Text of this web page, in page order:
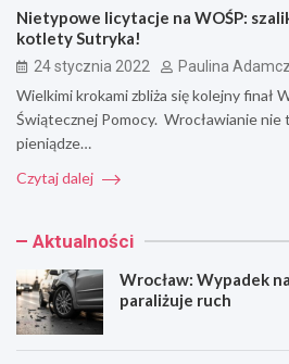
Nietypowe licytacje na WOŚP:
kotlety Sutryka!
24 stycznia 2022 Paulina
Wielkimi krokami zbliża się kolejny finał
Świątecznej Pomocy. Wrocławianie
pieniądze…
Czytaj dalej
Aktualności
Wrocław: Wypadek
paraliżuje ruch